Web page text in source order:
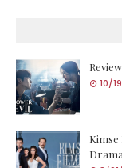
10/
Kimse
Drama